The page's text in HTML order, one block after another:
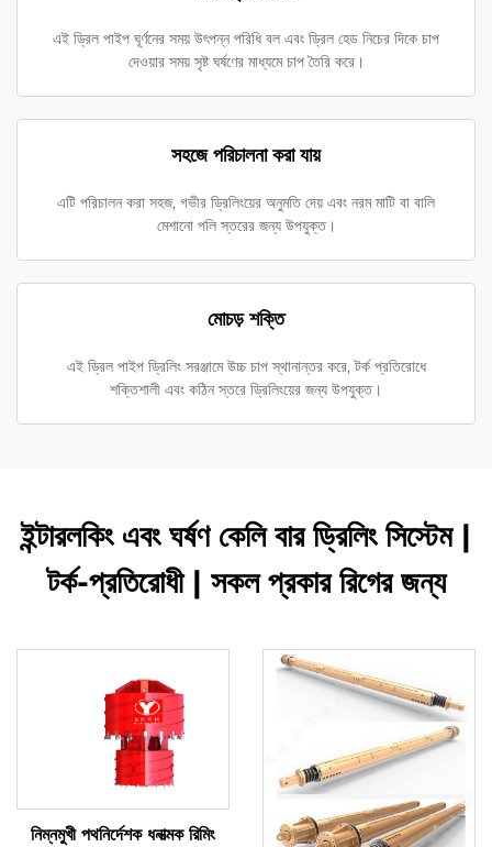
এই ড্রিল পাইপ ঘূর্ণনের সময় উৎপন্ন পরিধি বল এবং ড্রিল হেড নিচের দিকে চাপ
দেওয়ার সময় সৃষ্ট ঘর্ষণের মাধ্যমে চাপ তৈরি করে।
সহজে পরিচালনা করা যায়
এটি পরিচালন করা সহজ, গভীর ড্রিলিংয়ের অনুমতি দেয় এবং নরম মাটি বা বালি
মেশানো পলি স্তরের জন্য উপযুক্ত।
মোচড় শক্তি
এই ড্রিল পাইপ ড্রিলিং সরঞ্জামে উচ্চ চাপ স্থানান্তর করে, টর্ক প্রতিরোধে
শক্তিশালী এবং কঠিন স্তরে ড্রিলিংয়ের জন্য উপযুক্ত।
ইন্টারলকিং এবং ঘর্ষণ কেলি বার ড্রিলিং সিস্টেম |
টর্ক-প্রতিরোধী | সকল প্রকার রিগের জন্য
নিম্নমুখী পথনির্দেশক ধনাত্মক রিমিং